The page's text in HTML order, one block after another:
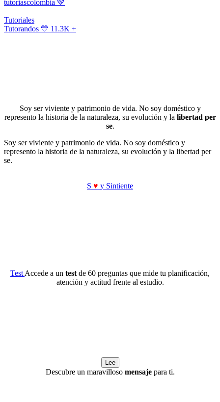
tutoriascolombia 💚
Tutoriales
Tutorandos 💛 11.3K +
Soy ser viviente y patrimonio de vida. No soy doméstico y
represento la historia de la naturaleza, su evolución y la libertad per
se.
Soy ser viviente y patrimonio de vida. No soy doméstico y
represento la historia de la naturaleza, su evolución y la libertad per
se.
S ♥ y Sintiente
Test Accede a un test de 60 preguntas que mide tu planificación,
atención y actitud frente al estudio.
Lee
Descubre un maravilloso mensajepara ti.